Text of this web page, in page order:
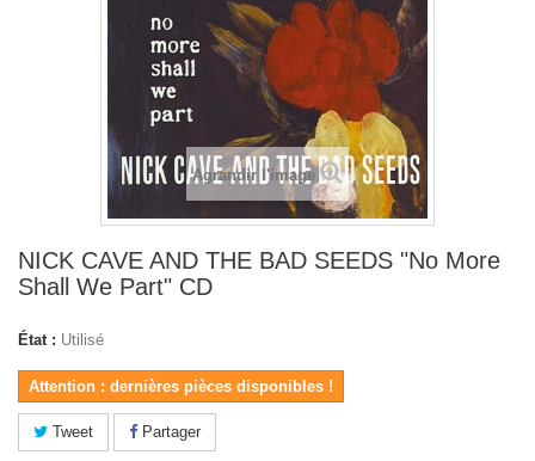
Agrandir l'image
NICK CAVE AND THE BAD SEEDS "No More
Shall We Part" CD
État : Utilisé
Attention : dernières pièces disponibles !
Tweet Partager